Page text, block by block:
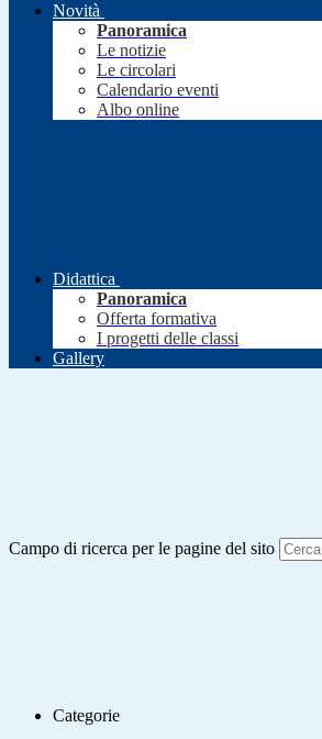
Novità
Panoramica
Le notizie
Le circolari
Calendario eventi
Albo online
Didattica
Panoramica
Offerta formativa
I progetti delle classi
Gallery
Campo di ricerca per le pagine del sito
Categorie